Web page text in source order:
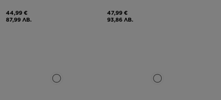
44,99 €
87,99 ЛВ.
47,99 €
93,86 ЛВ.